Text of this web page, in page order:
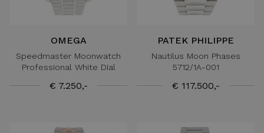
OMEGA
Speedmaster Moonwatch
Professional White Dial
€ 7.250,-
PATEK PHILIPPE
Nautilus Moon Phases
5712/1A-001
€ 117.500,-